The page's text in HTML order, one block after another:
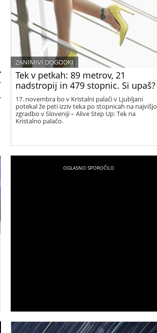
Tek v petkah: 89 metrov, 21
nadstropij in 479 stopnic. Si upaš?
ZANIMIVI DOGODKI
17. novembra bo v Kristalni palači v Ljubljani
potekal že peti izziv teka po stopnicah na najvišjo
zgradbo v Sloveniji – Alive Step Up: Tek na
Kristalno palačo.